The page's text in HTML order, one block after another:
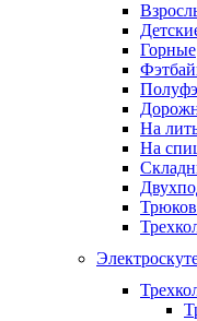
Горные
На
На